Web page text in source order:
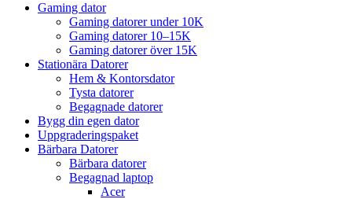
Gaming dator
Gaming datorer under 10K
Gaming datorer 10–15K
Gaming datorer över 15K
Stationära Datorer
Hem & Kontorsdator
Tysta datorer
Begagnade datorer
Bygg din egen dator
Uppgraderingspaket
Bärbara Datorer
Bärbara datorer
Begagnad laptop
Acer